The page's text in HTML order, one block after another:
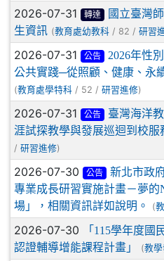
2026-07-31 轉達
國立臺灣
生資訊 (教育處幼教科 / 82 / 研習
2026-07-31 公告
2026年性
公共實踐─從照顧、健康、永
(教育處學特科 / 52 / 研習進修)
2026-07-31 公告
臺灣海洋
涯試探教學與發展巡迴到校服
/ 研習進修)
2026-07-30 公告
新北市政
專業成長研習實施計畫－夢的
場」，相關資訊詳如說明。
(
2026-07-30
「115學年度國
認證輔導增能課程計畫」
(教